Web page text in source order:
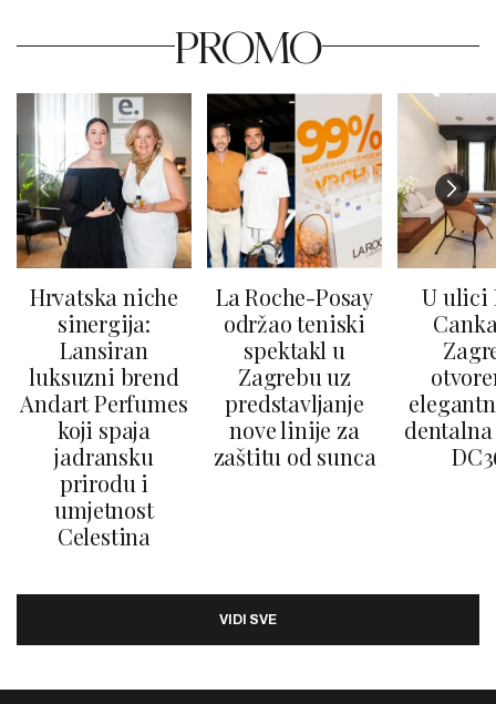
PROMO
Hrvatska niche
sinergija:
Lansiran
luksuzni brend
Andart Perfumes
koji spaja
jadransku
prirodu i
umjetnost
Celestina
La Roche-Posay
održao teniski
spektakl u
Zagrebu uz
predstavljanje
nove linije za
zaštitu od sunca
U ulici
VIDI SVE